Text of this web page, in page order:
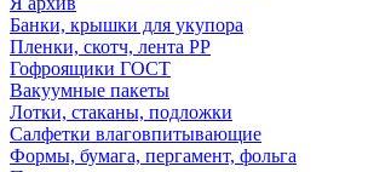
Банки, крышки для укупора
Пленки, скотч, лента РР
Гофроящики ГОСТ
Вакуумные пакеты
Лотки, стаканы, подложки
Салфетки влаговпитывающие
Формы, бумага, пергамент, фольга